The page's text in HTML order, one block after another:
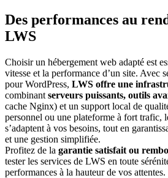
Des performances au
LWS
Choisir un hébergement web adapté est
vitesse et la performance d’un site. Avec
pour WordPress, LWS offre une
combinant serveurs puissants, outils
cache Nginx) et un support local de
personnel ou une plateforme à fort trafic,
s’adaptent à vos besoins, tout en
et une gestion simplifiée.
Profitez de la garantie satisfait ou
tester les services de LWS en toute
performances à la hauteur de vos attentes.